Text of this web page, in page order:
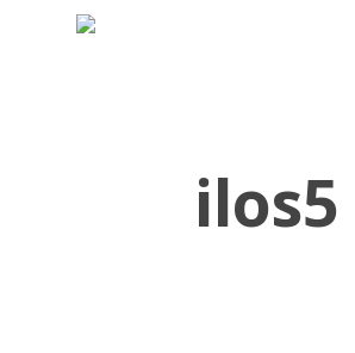
ilos5